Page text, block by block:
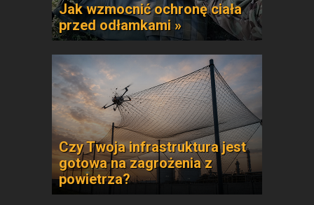
Jak wzmocnić ochronę ciała
przed odłamkami »
Czy Twoja infrastruktura jest
gotowa na zagrożenia z
powietrza?